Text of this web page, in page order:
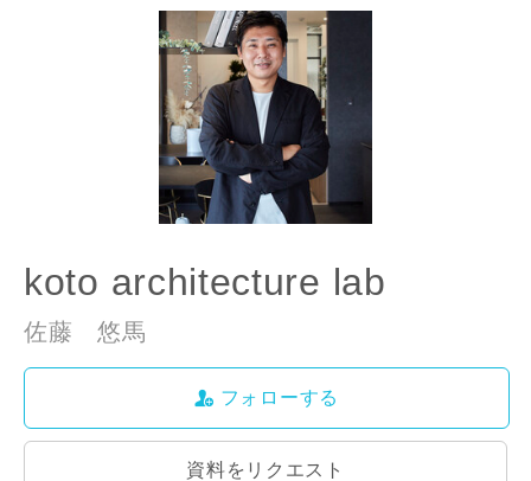
koto architecture lab
佐藤 悠馬
フォローする
資料をリクエスト